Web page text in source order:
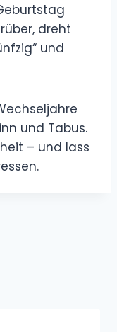
dreht
und
und Tabus.
– und lass